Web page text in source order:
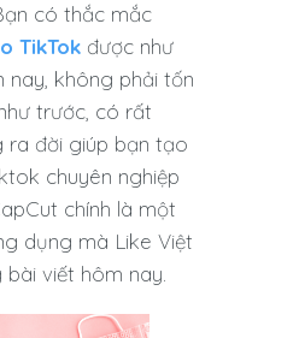
có thắc mắc
TikTok được như
nay, không phải tốn
trước, có rất
ra đời giúp bạn tạo
chuyên nghiệp
chính là một
dụng mà Like Việt
viết hôm nay.